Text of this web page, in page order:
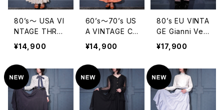
80’s〜 USA VI
NTAGE THREA
DS ON THREA
DS ALL LACE
DESIGN LONG
SKIRT/80年
代〜アメリカ古
着総レースデザ
インロングスカ
¥14,900
60’s〜70’s US
A VINTAGE CH
ECK PATTERN
ED FRILL DESI
GN SKIRT/60
年代〜70年代
アメリカ古着チ
ェック柄フリルデ
ザインスカート
¥14,900
80’s EU VINTA
GE Gianni Ver
sace VOLUME
FRILL DESIGN
SILK TEARED
SKIRT/80年代
ヨーロッパ古着
ジャンニヴェルサ
ーチボリューム
¥17,900